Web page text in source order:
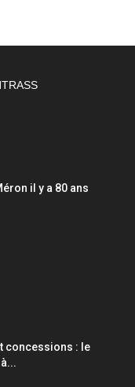
il y a 80 ans
concessions : le